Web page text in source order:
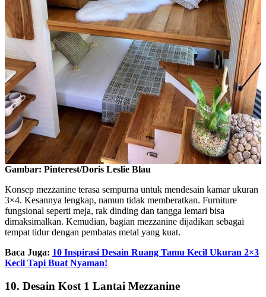
Gambar: Pinterest/Doris Leslie Blau
Konsep mezzanine terasa sempurna untuk mendesain kamar ukuran
3×4. Kesannya lengkap, namun tidak memberatkan. Furniture
fungsional seperti meja, rak dinding dan tangga lemari bisa
dimaksimalkan. Kemudian, bagian mezzanine dijadikan sebagai
tempat tidur dengan pembatas metal yang kuat.
Baca Juga: 10 Inspirasi Desain Ruang Tamu Kecil Ukuran 2×3
Kecil Tapi Buat Nyaman!
10. Desain Kost 1 Lantai Mezzanine